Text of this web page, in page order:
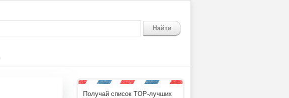
Найти
Получай список TOP-лучших